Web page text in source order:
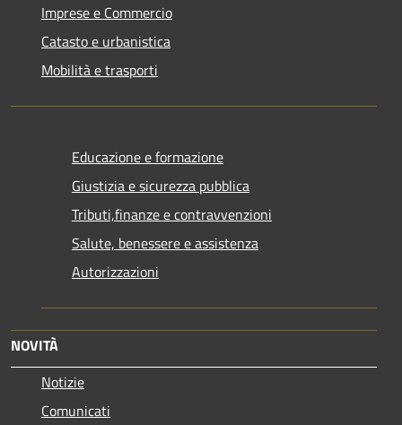
Imprese e Commercio
Catasto e urbanistica
Mobilità e trasporti
Educazione e formazione
Giustizia e sicurezza pubblica
Tributi,finanze e contravvenzioni
Salute, benessere e assistenza
Autorizzazioni
NOVITÀ
Notizie
Comunicati